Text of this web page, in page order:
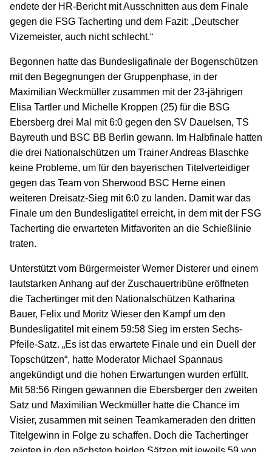
endete der HR-Bericht mit Ausschnitten aus dem Finale
gegen die FSG Tacherting und dem Fazit: „Deutscher
Vizemeister, auch nicht schlecht.“
Begonnen hatte das Bundesligafinale der Bogenschützen
mit den Begegnungen der Gruppenphase, in der
Maximilian Weckmüller zusammen mit der 23-jährigen
Elisa Tartler und Michelle Kroppen (25) für die BSG
Ebersberg drei Mal mit 6:0 gegen den SV Dauelsen, TS
Bayreuth und BSC BB Berlin gewann. Im Halbfinale hatten
die drei Nationalschützen um Trainer Andreas Blaschke
keine Probleme, um für den bayerischen Titelverteidiger
gegen das Team von Sherwood BSC Herne einen
weiteren Dreisatz-Sieg mit 6:0 zu landen. Damit war das
Finale um den Bundesligatitel erreicht, in dem mit der FSG
Tacherting die erwarteten Mitfavoriten an die Schießlinie
traten.
Unterstützt vom Bürgermeister Werner Disterer und einem
lautstarken Anhang auf der Zuschauertribüne eröffneten
die Tachertinger mit den Nationalschützen Katharina
Bauer, Felix und Moritz Wieser den Kampf um den
Bundesligatitel mit einem 59:58 Sieg im ersten Sechs-
Pfeile-Satz. „Es ist das erwartete Finale und ein Duell der
Topschützen“, hatte Moderator Michael Spannaus
angekündigt und die hohen Erwartungen wurden erfüllt.
Mit 58:56 Ringen gewannen die Ebersberger den zweiten
Satz und Maximilian Weckmüller hatte die Chance im
Visier, zusammen mit seinen Teamkameraden den dritten
Titelgewinn in Folge zu schaffen. Doch die Tachertinger